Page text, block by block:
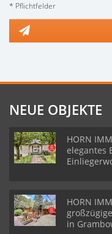
* Pflichtfelder
NEUE OBJEKTE
HORN
elegantes
HORN
in